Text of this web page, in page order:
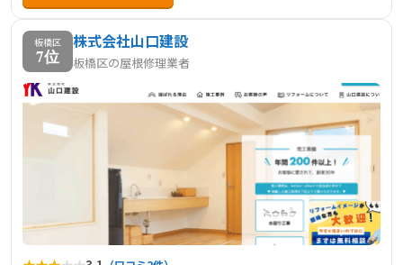
板橋区
7位
株式会社山口建設
板橋区の屋根修理業者